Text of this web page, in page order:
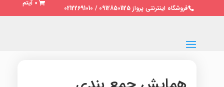
فروشگاه اینترنتی پرواز 09128501125 / 02122691010
0 آیتم